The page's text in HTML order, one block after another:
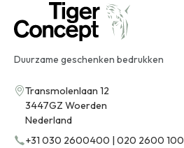
Duurzame geschenken bedrukken
Transmolenlaan 12
3447GZ Woerden
Nederland
+31 030 2600400 | 020 2600 100